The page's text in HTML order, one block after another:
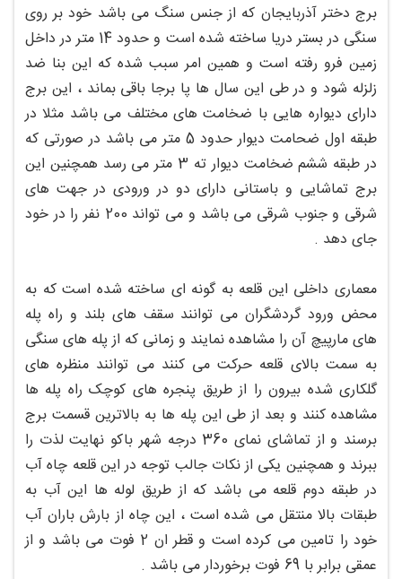
برج دختر آذربایجان که از جنس سنگ می باشد خود بر روی
سنگی در بستر دریا ساخته شده است و حدود 14 متر در داخل
زمین فرو رفته است و همین امر سبب شده که این بنا ضد
زلزله شود و در طی این سال ها پا برجا باقی بماند ، این برج
دارای دیواره هایی با ضخامت های مختلف می باشد مثلا در
طبقه اول ضحامت دیوار حدود 5 متر می باشد در صورتی که
در طبقه ششم ضخامت دیوار ته 3 متر می رسد همچنین این
برج تماشایی و باستانی دارای دو در ورودی در جهت های
شرقی و جنوب شرقی می باشد و می تواند 200 نفر را در خود
جای دهد .
معماری داخلی این قلعه به گونه ای ساخته شده است که به
محض ورود گردشگران می توانند سقف های بلند و راه پله
های مارپیچ آن را مشاهده نمایند و زمانی که از پله های سنگی
به سمت بالای قلعه حرکت می کنند می توانند منظره های
گلکاری شده بیرون را از طریق پنجره های کوچک راه پله ها
مشاهده کنند و بعد از طی این پله ها به بالاترین قسمت برج
برسند و از تماشای نمای 360 درجه شهر باکو نهایت لذت را
ببرند و همچنین یکی از نکات جالب توجه در این قلعه چاه آب
در طبقه دوم قلعه می باشد که از طریق لوله ها این آب به
طبقات بالا منتقل می شده است ، این چاه از بارش باران آب
خود را تامین می کرده است و قطر ان 2 فوت می باشد و از
عمقی برابر با 69 فوت برخوردار می باشد .